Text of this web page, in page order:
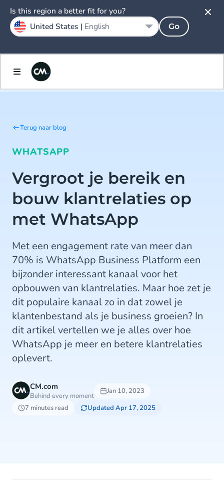
Terug naar blog
WHATSAPP
Vergroot je bereik en
bouw klantrelaties op
met WhatsApp
Met een engagement rate van meer dan
70% is WhatsApp Business Platform een
bijzonder interessant kanaal voor het
opbouwen van klantrelaties. Maar hoe zet je
dit populaire kanaal zo in dat zowel je
klantenbestand als je business groeien? In
dit artikel vertellen we je alles over hoe
WhatsApp je meer en betere klantrelaties
oplevert.
CM.com
Behind every moment
Jan 10, 2023
7 minutes read
Updated Apr 17, 2025
Is this region a better fit for you?
United States | English Go